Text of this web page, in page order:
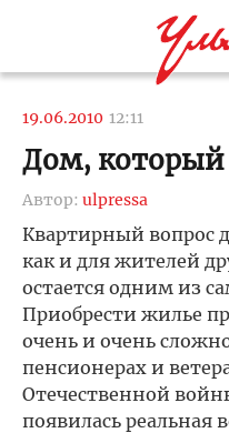
19.06.2010 12:11
Дом, который
Автор: ulpressa
Квартирный вопрос
как и для жителей
остается одним из
Приобрести жилье
очень и очень
пенсионерах и
Отечественной
появилась реальная